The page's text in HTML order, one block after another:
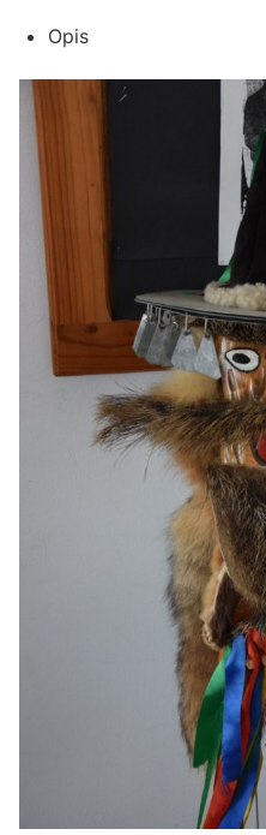
Opis